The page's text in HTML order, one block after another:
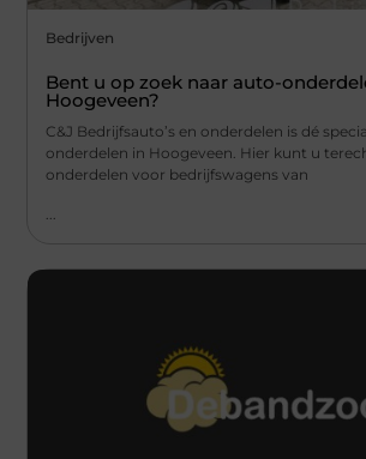
Bedrijven
Bent u op zoek naar auto-
Hoogeveen?
C&J Bedrijfsauto’s en onderdelen is dé
onderdelen in Hoogeveen. Hier kunt u
onderdelen voor bedrijfswagens van